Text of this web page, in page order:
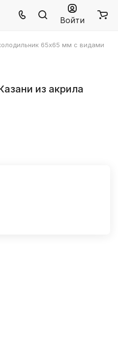
Войти
65х65 мм с видами
из акрила